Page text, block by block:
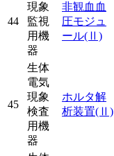
44
現象
監視
用機
器
非観血血
圧モジュ
ール(Ⅱ)
45
生体
電気
現象
検査
用機
器
ホルタ解
析装置(Ⅱ)